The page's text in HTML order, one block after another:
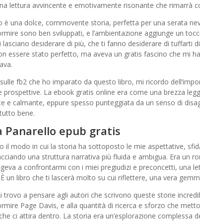
lettura avvincente e emotivamente risonante che rimarrà
è una dolce, commovente storia, perfetta per una serata
sono ben sviluppati, e l’ambientazione aggiunge un
lasciano desiderare di più, che ti fanno desiderare di tuffarti
essere stato perfetto, ma aveva un gratis fascino che mi
fb2 che ho imparato da questo libro, mi ricordo
prospettive. La ebook gratis online era come una brezza
e calmante, eppure spesso punteggiata da un senso di
bene.
Panarello epub gratis
il modo in cui la storia ha sottoposto le mie aspettative,
una struttura narrativa più fluida e ambigua. Era un
a confrontarmi con i miei pregiudizi e preconcetti, una
un libro che ti lascerà molto su cui riflettere, una vera
trovo a pensare agli autori che scrivono queste storie
Page Davis, e alla quantità di ricerca e sforzo che
ci attira dentro. La storia era un’esplorazione complessa